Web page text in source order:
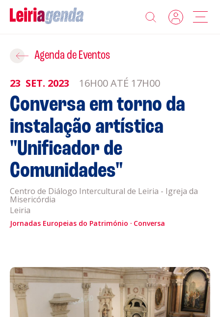
Agenda
Sobre a Leiriagenda
Promotores
Clubes Desportivos
Contactos
Informações
Política de Privacidade
Política de Cookies
DESPORTO
Agenda de Eventos
23 SET. 2023 16H00 ATÉ 17H00
Conversa em torno da
instalação artística
"Unificador de
Comunidades"
Centro de Diálogo Intercultural de Leiria - Igreja da
Misericórdia
Leiria
Jornadas Europeias do Património Conversa
Adicionar ao Roteiro
ROTEIROS EXISTENTES
CRIAR NOVO
Gravar